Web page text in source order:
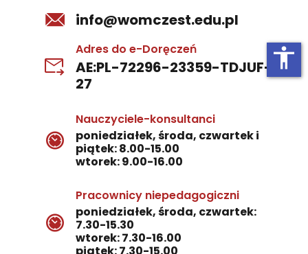
info@womczest.edu.pl
Adres do e-Doręczeń
AE:PL-72296-23359-TDJUF-
27
Nauczyciele-konsultanci
poniedziałek, środa, czwartek i
piątek: 8.00-15.00
wtorek: 9.00-16.00
Pracownicy niepedagogiczni
poniedziałek, środa, czwartek:
7.30-15.30
wtorek: 7.30-16.00
accessibility